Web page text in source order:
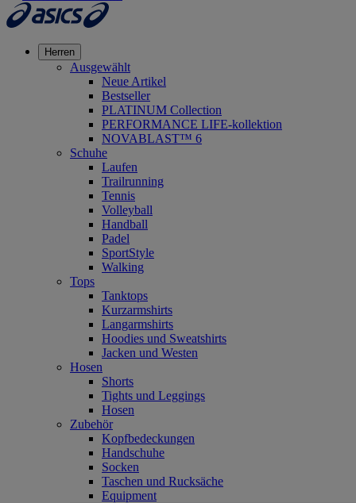
Herren
Ausgewählt
Neue Artikel
Bestseller
PLATINUM Collection
PERFORMANCE LIFE-kollektion
NOVABLAST™ 6
Schuhe
Laufen
Trailrunning
Tennis
Volleyball
Handball
Padel
SportStyle
Walking
Tops
Tanktops
Kurzarmshirts
Langarmshirts
Hoodies und Sweatshirts
Jacken und Westen
Hosen
Shorts
Tights und Leggings
Hosen
Zubehör
Kopfbedeckungen
Handschuhe
Socken
Taschen und Rucksäche
Equipment